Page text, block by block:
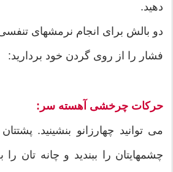
دهید.
دو بالش برای انجام نرمشهای
فشار را از روی گردن خود بردارید:
حرکات چرخشی آهسته سر:
می توانید چهارزانو بنشینید.
چشمهایتان را ببندید و چانه تان